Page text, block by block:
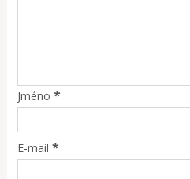
Jméno *
E-mail *